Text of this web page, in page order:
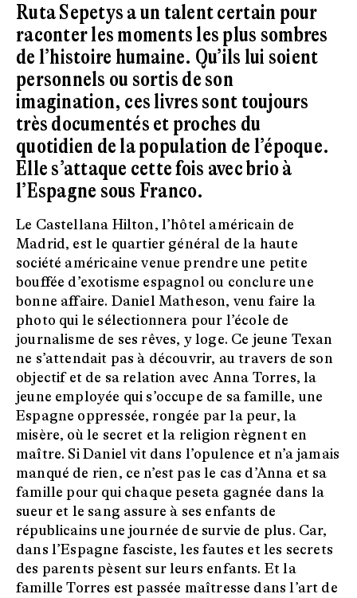
Ruta Sepetys a un talent certain pour
raconter les moments les plus sombres
de l’histoire humaine. Qu’ils lui soient
personnels ou sortis de son
imagination, ces livres sont toujours
très documentés et proches du
quotidien de la population de l’époque.
Elle s’attaque cette fois avec brio à
l’Espagne sous Franco.
Le Castellana Hilton, l’hôtel américain de
Madrid, est le quartier général de la haute
société américaine venue prendre une petite
bouffée d’exotisme espagnol ou conclure une
bonne affaire. Daniel Matheson, venu faire la
photo qui le sélectionnera pour l’école de
journalisme de ses rêves, y loge. Ce jeune Texan
ne s’attendait pas à découvrir, au travers de son
objectif et de sa relation avec Anna Torres, la
jeune employée qui s’occupe de sa famille, une
Espagne oppressée, rongée par la peur, la
misère, où le secret et la religion règnent en
maître. Si Daniel vit dans l’opulence et n’a jamais
manqué de rien, ce n’est pas le cas d’Anna et sa
famille pour qui chaque peseta gagnée dans la
sueur et le sang assure à ses enfants de
républicains une journée de survie de plus. Car,
dans l’Espagne fasciste, les fautes et les secrets
des parents pèsent sur leurs enfants. Et la
famille Torres est passée maîtresse dans l’art de